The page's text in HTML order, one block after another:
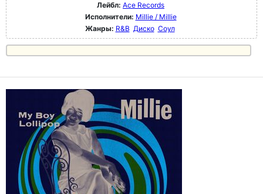
Лейбл: Ace Records
Исполнители: Millie / Millie
Жанры: R&B Диско Соул